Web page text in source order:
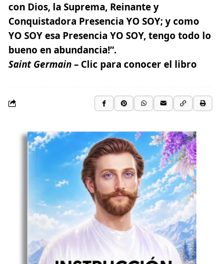
con Dios, la Suprema, Reinante y
Conquistadora Presencia YO SOY; y como
YO SOY esa Presencia YO SOY, tengo todo lo
bueno en abundancia!”.
Saint Germain– Clic para conocer el libro